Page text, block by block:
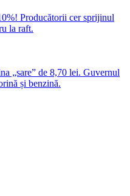
Producătorii cer sprijinul
la raft.
„sare” de 8,70 lei. Guvernul
și benzină.